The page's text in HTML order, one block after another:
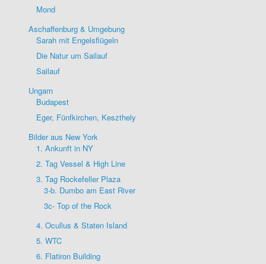
Mond
Aschaffenburg & Umgebung
Sarah mit Engelsflügeln
Die Natur um Sailauf
Sailauf
Ungarn
Budapest
Eger, Fünfkirchen, Keszthely
Bilder aus New York
1. Ankunft in NY
2. Tag Vessel & High Line
3. Tag Rockefeller Plaza
3-b. Dumbo am East River
3c- Top of the Rock
4. Ocullus & Staten Island
5. WTC
6. Flatiron Building